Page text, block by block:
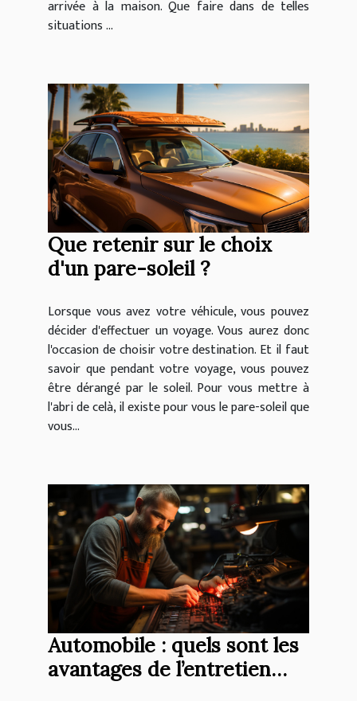
arrivée à la maison. Que faire dans de telles
situations ...
Que retenir sur le choix
d'un pare-soleil ?
Lorsque vous avez votre véhicule, vous pouvez
décider d'effectuer un voyage. Vous aurez donc
l'occasion de choisir votre destination. Et il faut
savoir que pendant votre voyage, vous pouvez
être dérangé par le soleil. Pour vous mettre à
l'abri de celà, il existe pour vous le pare-soleil que
vous...
Automobile : quels sont les
avantages de l’entretien